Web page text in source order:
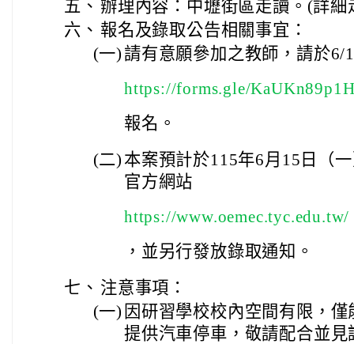
五、 辦理內容：中壢街區走讀。(詳
六、 報名及錄取公告相關事宜：
(一) 請有意願參加之教師，請於6/
https://forms.gle/
報名。
(二) 本案預計於115年6月15日（
官方網站
https://www.oemec.tyc.edu.tw/
，並另行發放錄取通知。
七、 注意事項：
(一) 因研習學校校內空間有限，
提供汽車停車，敬請配合並見